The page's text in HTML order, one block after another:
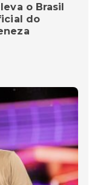
o Brasil
do